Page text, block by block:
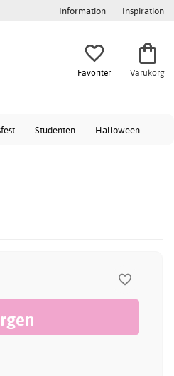
Information Inspiration
Favoriter Varukorg
Studenten Halloween